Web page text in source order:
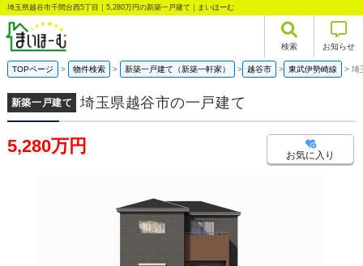
埼玉県越谷市千間台西5丁目｜5,280万円の新築一戸建て｜まいほーむ
検索 お知らせ
TOPページ 物件検索 新築一戸建て（新築一軒家） 越谷市 東武伊勢崎線 埼
新築一戸建て 埼玉県越谷市の一戸建て
5,280万円 お気に入り